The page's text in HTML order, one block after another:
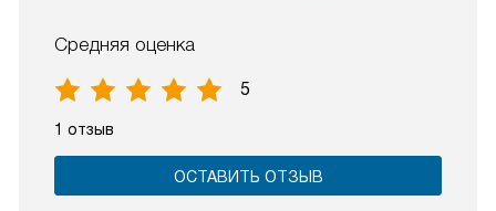
Средняя оценка
5
1 отзыв
ОСТАВИТЬ ОТЗЫВ